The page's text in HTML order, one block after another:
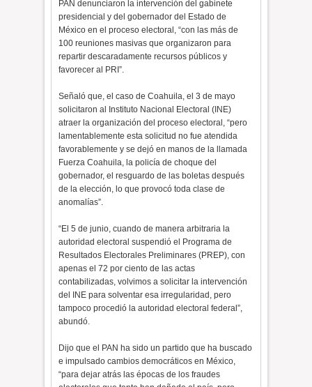
PAN denunciaron la intervención del gabinete
presidencial y del gobernador del Estado de
México en el proceso electoral, “con las más de
100 reuniones masivas que organizaron para
repartir descaradamente recursos públicos y
favorecer al PRI”.
Señaló que, el caso de Coahuila, el 3 de mayo
solicitaron al Instituto Nacional Electoral (INE)
atraer la organización del proceso electoral, “pero
lamentablemente esta solicitud no fue atendida
favorablemente y se dejó en manos de la llamada
Fuerza Coahuila, la policía de choque del
gobernador, el resguardo de las boletas después
de la elección, lo que provocó toda clase de
anomalías”.
“El 5 de junio, cuando de manera arbitraria la
autoridad electoral suspendió el Programa de
Resultados Electorales Preliminares (PREP), con
apenas el 72 por ciento de las actas
contabilizadas, volvimos a solicitar la intervención
del INE para solventar esa irregularidad, pero
tampoco procedió la autoridad electoral federal”,
abundó.
Dijo que el PAN ha sido un partido que ha buscado
e impulsado cambios democráticos en México,
“para dejar atrás las épocas de los fraudes